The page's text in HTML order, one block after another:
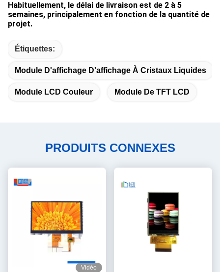
Habituellement, le délai de livraison est de 2 à 5
semaines, principalement en fonction de la quantité de
projet.
Étiquettes:
Module D'affichage D'affichage À Cristaux Liquides
Module LCD Couleur Module De TFT LCD
PRODUITS CONNEXES
Vidéo